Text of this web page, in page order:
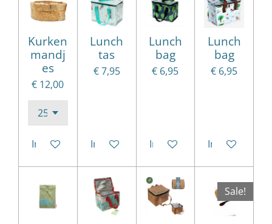
Kurken
mandj
es
€ 12,00
In winkelwagen
Lunch
tas
€ 7,95
In winkelwagen
Lunch
bag
€ 6,95
In winkelwagen
Lunch
bag
€ 6,95
In
Sale!